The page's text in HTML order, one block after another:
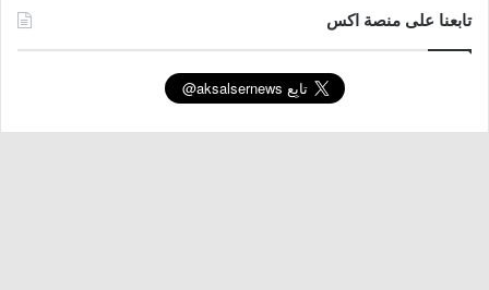
تابعنا على منصة اكس